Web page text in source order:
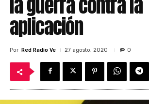
aplicación
Por Red Radio Ve 27 agosto, 2020 0